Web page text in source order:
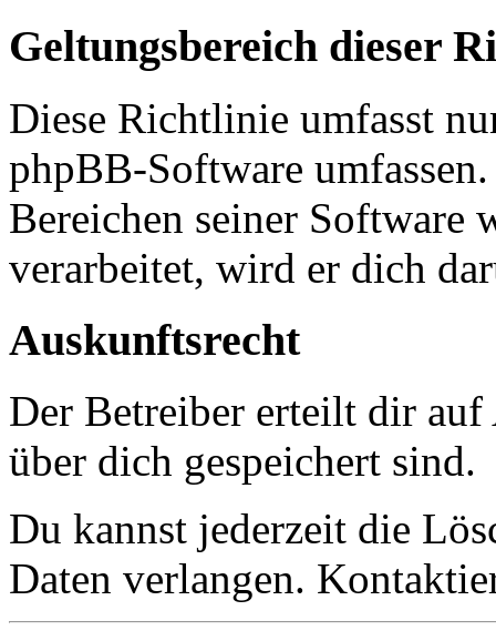
Geltungsbereich dieser
Diese Richtlinie umfasst
phpBB-Software
Bereichen seiner Software
verarbeitet, wird er dich
Auskunftsrecht
Der Betreiber erteilt dir
über dich gespeichert sind.
Du kannst jederzeit die
Daten verlangen.